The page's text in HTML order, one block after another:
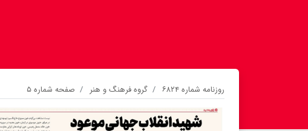
روزنامه شماره ۶۸۲۴ گروه فرهنگ و هنر صفحه شماره ۵